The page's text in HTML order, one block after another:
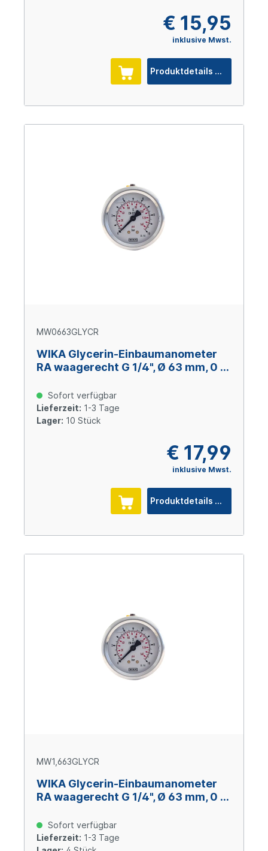
€ 15,95
inklusive Mwst.
Produktdetails
MW0663GLYCR
WIKA Glycerin-Einbaumanometer
RA waagerecht G 1/4", Ø 63 mm, 0 –
Sofort verfügbar
Lieferzeit: 1-3 Tage
Lager: 10 Stück
€ 17,99
inklusive Mwst.
Produktdetails
MW1,663GLYCR
WIKA Glycerin-Einbaumanometer
RA waagerecht G 1/4", Ø 63 mm, 0 –
Sofort verfügbar
Lieferzeit: 1-3 Tage